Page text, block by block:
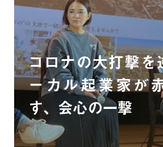
コロナの大打撃を
ーカル起業家が
す、会心の一撃